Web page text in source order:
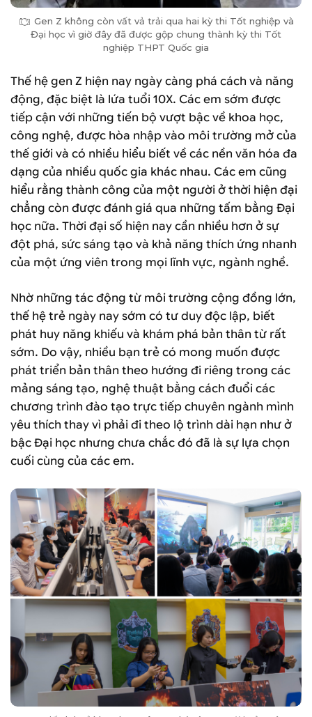
Gen Z không còn vất vả trải qua hai kỳ thi Tốt nghiệp và
Đại học vì giờ đây đã được gộp chung thành kỳ thi Tốt
nghiệp THPT Quốc gia
Thế hệ gen Z hiện nay ngày càng phá cách và năng
động, đặc biệt là lứa tuổi 10X. Các em sớm được
tiếp cận với những tiến bộ vượt bậc về khoa học,
công nghệ, được hòa nhập vào môi trường mở của
thế giới và có nhiều hiểu biết về các nền văn hóa đa
dạng của nhiều quốc gia khác nhau. Các em cũng
hiểu rằng thành công của một người ở thời hiện đại
chẳng còn được đánh giá qua những tấm bằng Đại
học nữa. Thời đại số hiện nay cần nhiều hơn ở sự
đột phá, sức sáng tạo và khả năng thích ứng nhanh
của một ứng viên trong mọi lĩnh vực, ngành nghề.
Nhờ những tác động từ môi trường cộng đồng lớn,
thế hệ trẻ ngày nay sớm có tư duy độc lập, biết
phát huy năng khiếu và khám phá bản thân từ rất
sớm. Do vậy, nhiều bạn trẻ có mong muốn được
phát triển bản thân theo hướng đi riêng trong các
mảng sáng tạo, nghệ thuật bằng cách đuổi các
chương trình đào tạo trực tiếp chuyên ngành mình
yêu thích thay vì phải đi theo lộ trình dài hạn như ở
bậc Đại học nhưng chưa chắc đó đã là sự lựa chọn
cuối cùng của các em.